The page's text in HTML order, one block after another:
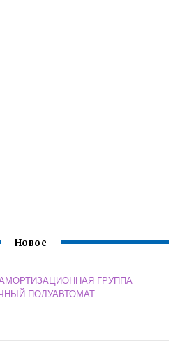
Новое
ГРУППА
ПОЛУАВТОМАТ